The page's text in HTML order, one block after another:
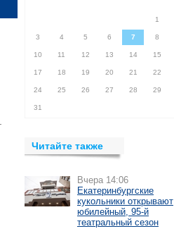
1
3 4 5 6 7 8
10 11 12 13 14 15
17 18 19 20 21 22
24 25 26 27 28 29
31
Читайте также
Вчера 14:06
Екатеринбургские
кукольники открывают
юбилейный, 95-й
театральный сезон